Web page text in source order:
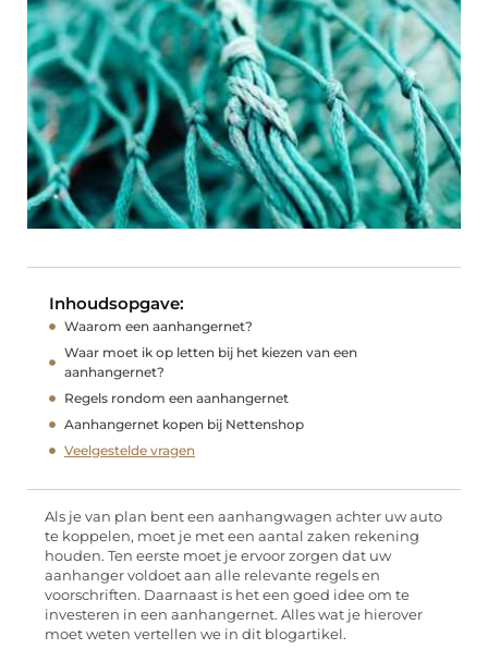
Inhoudsopgave:
Waarom een aanhangernet?
Waar moet ik op letten bij het kiezen van een
aanhangernet?
Regels rondom een aanhangernet
Aanhangernet kopen bij Nettenshop
Veelgestelde vragen
Als je van plan bent een aanhangwagen achter uw auto
te koppelen, moet je met een aantal zaken rekening
houden. Ten eerste moet je ervoor zorgen dat uw
aanhanger voldoet aan alle relevante regels en
voorschriften. Daarnaast is het een goed idee om te
investeren in een aanhangernet. Alles wat je hierover
moet weten vertellen we in dit blogartikel.